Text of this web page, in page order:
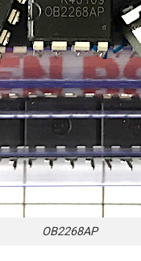
OB2268AP